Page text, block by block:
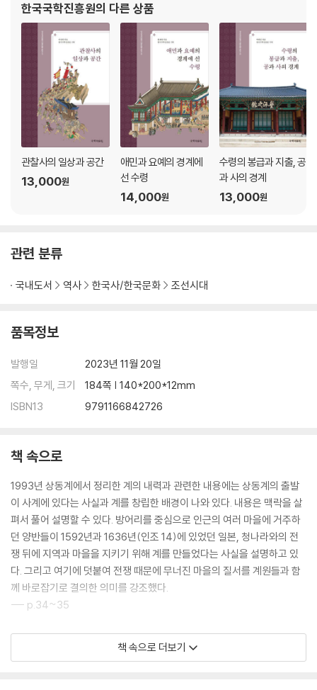
한국국학진흥원의 다른 상품
관찰사의 일상과 공간
13,000원
애민과 요예의 경계에
선 수령
14,000원
수령의 봉급과 지출, 공
과 사의 경계
13,000원
관련 분류
국내도서 역사 한국사/한국문화 조선시대
품목정보
발행일
2023년 11월 20일
쪽수, 무게, 크기
184쪽 | 140*200*12mm
ISBN13
9791166842726
책 속으로
1993년 상동계에서 정리한 계의 내력과 관련한 내용에는 상동계의 출발
이 사계에 있다는 사실과 계를 창립한 배경이 나와 있다. 내용은 맥락을 살
펴서 풀어 설명할 수 있다. 방어리를 중심으로 인근의 여러 마을에 거주하
던 양반들이 1592년과 1636년(인조 14)에 있었던 일본, 청나라와의 전
쟁 뒤에 지역과 마을을 지키기 위해 계를 만들었다는 사실을 설명하고 있
다. 그리고 여기에 덧붙여 전쟁 때문에 무너진 마을의 질서를 계원들과 함
께 바로잡기로 결의한 의미를 강조했다.
--- p.34~35
문장의 뒷부분에 이미 있던 계를 새롭게 만들었다는 언급은 있지만, 그것
이 사계라고 밝히지는 않고 200년이라는 시간을 강조했다. 이즈음 무부들
책 속으로 더보기